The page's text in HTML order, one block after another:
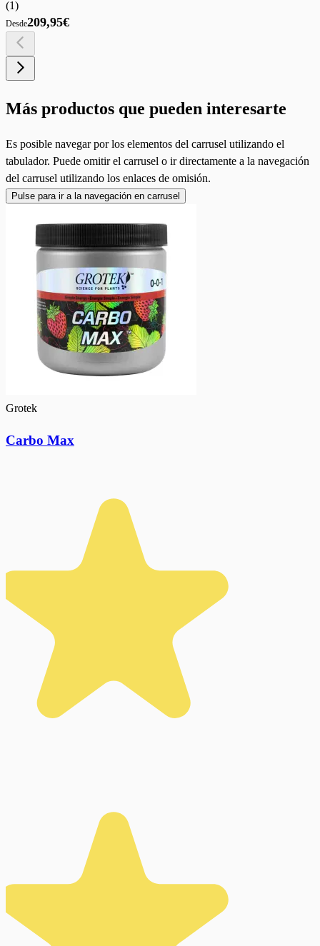
(1)
Desde209,95€
Más productos que pueden interesarte
Es posible navegar por los elementos del carrusel utilizando el
tabulador. Puede omitir el carrusel o ir directamente a la navegación
del carrusel utilizando los enlaces de omisión.
Pulse para ir a la navegación en carrusel
Grotek
Carbo Max